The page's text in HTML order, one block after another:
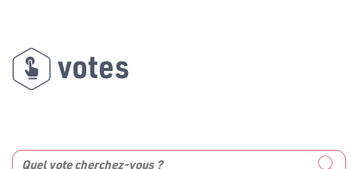
votes